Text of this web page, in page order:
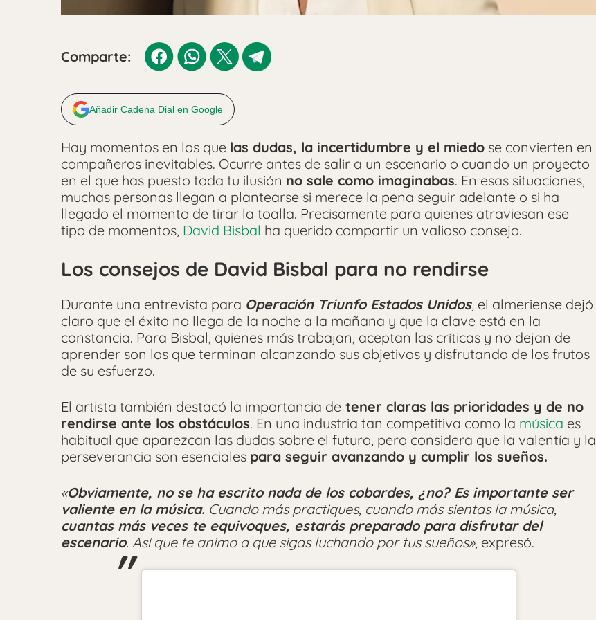
Comparte:
Añadir Cadena Dial en Google
Hay momentos en los que las dudas, la incertidumbre y el miedo se convierten en
compañeros inevitables. Ocurre antes de salir a un escenario o cuando un proyecto
en el que has puesto toda tu ilusión no sale como imaginabas. En esas situaciones,
muchas personas llegan a plantearse si merece la pena seguir adelante o si ha
llegado el momento de tirar la toalla. Precisamente para quienes atraviesan ese
tipo de momentos, David Bisbal ha querido compartir un valioso consejo.
Los consejos de David Bisbal para no rendirse
Durante una entrevista para Operación Triunfo Estados Unidos, el almeriense dejó
claro que el éxito no llega de la noche a la mañana y que la clave está en la
constancia. Para Bisbal, quienes más trabajan, aceptan las críticas y no dejan de
aprender son los que terminan alcanzando sus objetivos y disfrutando de los frutos
de su esfuerzo.
El artista también destacó la importancia de tener claras las prioridades y de no
rendirse ante los obstáculos. En una industria tan competitiva como la música es
habitual que aparezcan las dudas sobre el futuro, pero considera que la valentía y la
perseverancia son esenciales para seguir avanzando y cumplir los sueños.
«Obviamente, no se ha escrito nada de los cobardes, ¿no? Es importante ser
valiente en la música. Cuando más practiques, cuando más sientas la música,
cuantas más veces te equivoques, estarás preparado para disfrutar del
escenario. Así que te animo a que sigas luchando por tus sueños», expresó.